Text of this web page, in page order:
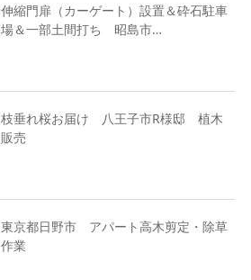
伸縮門扉（カーゲート）設置＆砕石駐車
場＆一部土間打ち 昭島市…
枝垂れ桜お届け 八王子市R様邸 植木
販売
東京都日野市 アパート高木剪定・除草
作業